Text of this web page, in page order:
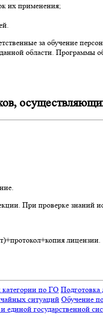
их применения;
за обучение
области.
При проверке
лицензии.
по ГО Подготовка
ситуаций Обучение
государственной